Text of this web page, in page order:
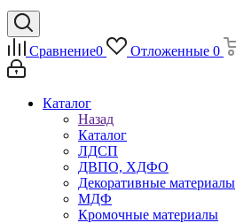
Сравнение0 Отложенные 0
Каталог
Назад
Каталог
ЛДСП
ДВПО, ХДФО
Декоративные материалы
МДФ
Кромочные материалы